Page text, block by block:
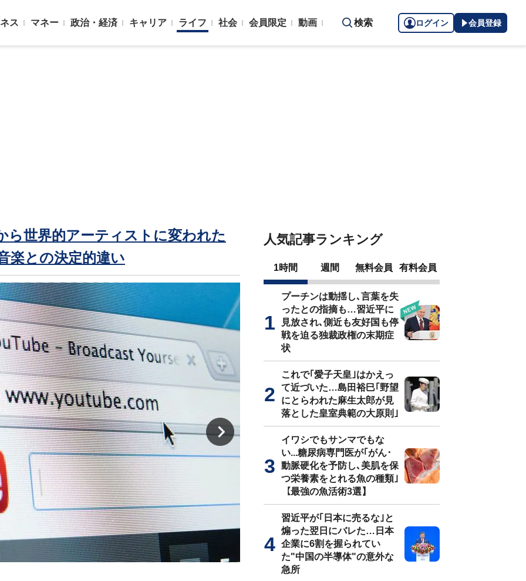
ス マネー 政治・経済 キャリア ライフ 社会 会員限定 動画 検索 ログイン 会員登録
ら世界的アーティストに変われた
楽との決定的違い
ユン・ソンミ『BIGHIT K-POPの世界戦略を解き明かす5つのシグナル』（
人気記事ランキング
1時間 週間 無料会員 有料会員
プーチンは動揺し､言葉を失
ったとの指摘も…習近平に
見放され､側近も友好国も停
戦を迫る独裁政権の末期症
状
これで｢愛子天皇｣はかえっ
て近づいた…島田裕巳｢野望
にとらわれた麻生太郎が見
落とした皇室典範の大原則｣
イワシでもサンマでもな
い...糖尿病専門医が｢がん･
動脈硬化を予防し､美肌を保
つ栄養素をとれる魚の種類｣
【最強の魚活術3選】
習近平が｢日本に売るな｣と
煽った翌日にバレた…日本
企業に6割を握られてい
た"中国の半導体"の意外な
急所